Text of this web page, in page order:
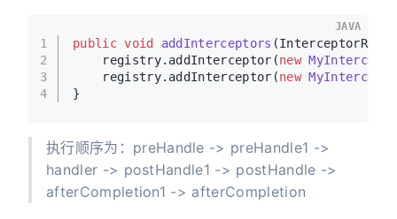
1
2
3
4
public void addInterceptors
    registry.addInterceptor(
new
    registry.addInterceptor(
new
}
JAVA
执行顺序为：preHandle -> preHandle1 ->
handler -> postHandle1 -> postHandle ->
afterCompletion1 -> afterCompletion